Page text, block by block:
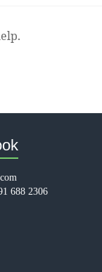
688 2306